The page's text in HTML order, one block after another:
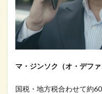
マ・ジンソク（オ・デファ
国税・地方税合わせて約